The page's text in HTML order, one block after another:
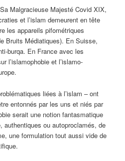
Malgracieuse Majesté Covid XIX,
et l’islam demeurent en tête
les appareils pifométriques
Bruits Médiatiques). En Suisse,
burqa. En France avec les
l’islamophobie et l’islamo-
liées à l’islam ­– ont
entonnés par les uns et niés par
serait une notion fantasmatique
authentiques ou autoproclamés, de
une formulation tout aussi vide de